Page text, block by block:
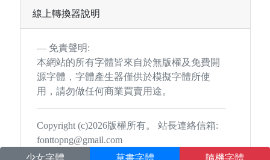
線上轉換器說明
免責聲明:
本網站的所有字體皆來自於無版權及免費開
源字體，字體產生器僅供於模擬字體所使
用，請勿做任何商業買賣用途。
Copyright (c)2026版權所有。 站長連絡信箱:
fonttopng@gmail.com
少女字體
草書字體 隨機字體